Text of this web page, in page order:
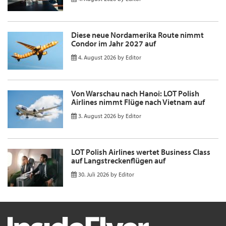
Diese neue Nordamerika Route nimmt
Condor im Jahr 2027 auf
4. August 2026 by Editor
Von Warschau nach Hanoi: LOT Polish
Airlines nimmt Flüge nach Vietnam auf
3. August 2026 by Editor
LOT Polish Airlines wertet Business Class
auf Langstreckenflügen auf
30. Juli 2026 by Editor